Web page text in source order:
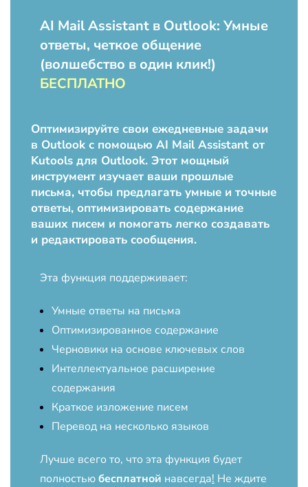
AI Mail Assistant в Outlook: Умные
ответы, четкое общение
(волшебство в один клик!)
БЕСПЛАТНО
Оптимизируйте свои ежедневные задачи
в Outlook с помощью AI Mail Assistant от
Kutools для Outlook. Этот мощный
инструмент изучает ваши прошлые
письма, чтобы предлагать умные и точные
ответы, оптимизировать содержание
ваших писем и помогать легко создавать
и редактировать сообщения.
Эта функция поддерживает:
Умные ответы на письма
Оптимизированное содержание
Черновики на основе ключевых слов
Интеллектуальное расширение
содержания
Краткое изложение писем
Перевод на несколько языков
Лучше всего то, что эта функция будет
полностьюбесплатной навсегда! Не ждите